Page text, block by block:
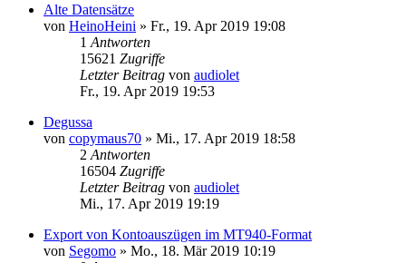
Alte Datensätze
von HeinoHeini » Fr., 19. Apr 2019 19:08
1 Antworten
15621 Zugriffe
Letzter Beitrag von audiolet
Fr., 19. Apr 2019 19:53
Degussa
von copymaus70 » Mi., 17. Apr 2019 18:58
2 Antworten
16504 Zugriffe
Letzter Beitrag von audiolet
Mi., 17. Apr 2019 19:19
Export von Kontoauszügen im MT940-Format
von Segomo » Mo., 18. Mär 2019 10:19